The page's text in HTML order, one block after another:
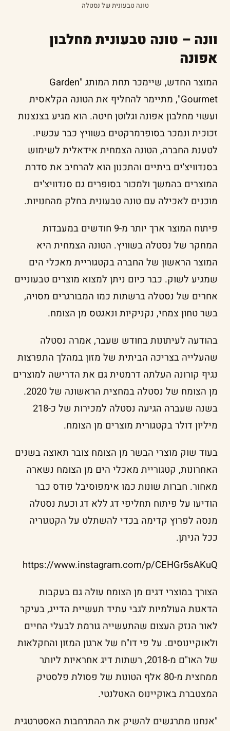
טונה טבעונית של נסטלה
וונה – טונה טבעונית מחלבון
אפונה
המוצר החדש, שיימכר תחת המותג "Garden
Gourmet", מתיימר להחליף את הטונה הקלאסית
ועשוי מחלבון אפונה וגלוטן חיטה. הוא מגיע בצנצנות
זכוכית ונמכר בסופרמרקטים בשוויץ כבר עכשיו.
לטענת החברה, הטונה הצמחית אידאלית לשימוש
בסנדוויצ'ים ביתיים והתכנון הוא להרחיב את סדרת
המוצרים בהמשך ולמכור בסופרים גם סנדוויצ'ים
מוכנים לאכילה עם טונה טבעונית בחלק מהחנויות.
פיתוח המוצר ארך יותר מ-9 חודשים במעבדות
המחקר של נסטלה בשוויץ. הטונה הצמחית היא
המוצר הראשון של החברה בקטגוריית מאכלי הים
שמגיע לשוק. כבר כיום ניתן למצוא מוצרים טבעוניים
אחרים של נסטלה ברשתות כמו המבורגרים מסויה,
בשר טחון צמחי, נקניקיות ונאגטס מן הצומח.
בהודעה לעיתונות בחודש שעבר, אמרה נסטלה
שהעלייה בצריכה הביתית של מזון במהלך התפרצות
נגיף קורונה העלתה דרמטית גם את הדרישה למוצרים
מן הצומח של נסטלה במחצית הראשונה של 2020.
בשנה שעברה הגיעה נסטלה למכירות של כ-218
מיליון דולר בקטגורית מוצרים מן הצומח.
בעוד שוק מוצרי הבשר מן הצומח צובר תאוצה בשנים
האחרונות, קטגוריית מאכלי הים מן הצומח נשארה
מאחור. חברות שונות כמו אימפוסיבל פודס כבר
הודיעו על פיתוח תחליפי דג ללא דג וכעת נסטלה
מנסה לפרוץ קדימה בכדי להשתלט על הקטגוריה
ככל הניתן.
https://www.instagram.com/p/CEHGr5sAKuQ
הצורך במוצרי דגים מן הצומח עולה גם בעקבות
הדאגות העולמיות לגבי עתיד תעשיית הדייג, בעיקר
לאור הנזק העצום שהתעשייה גורמת לבעלי החיים
ולאוקיינוסים. על פי דו"ח של ארגון המזון והחקלאות
של האו"ם מ-2018, רשתות דיג אחראיות ליותר
ממחצית מ-80 אלף הטונות של פסולת פלסטיק
המצטברת באוקיינוס האטלנטי.
"אנחנו מתרגשים להשיק את ההתרחבות האסטרטגית